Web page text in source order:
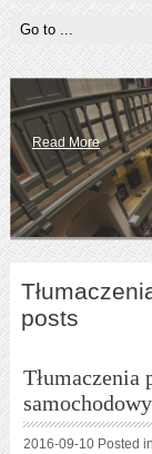
Read More
posts
Tłumaczenia
2016-09-10Posted in